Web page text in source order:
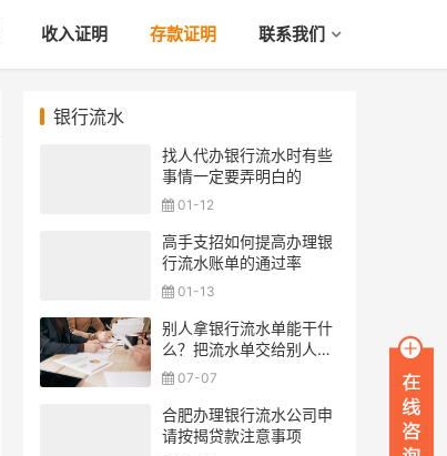
收入证明 存款证明 联系我们
银行流水
找人代办银行流水时有些
事情一定要弄明白的
01-12
高手支招如何提高办理银
行流水账单的通过率
01-13
别人拿银行流水单能干什
么？把流水单交给别人安
全吗？
07-07
合肥办理银行流水公司申
请按揭贷款注意事项